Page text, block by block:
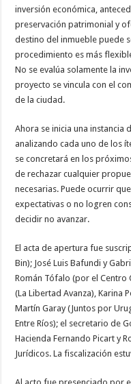
inversión económica,
preservación patrimonial y
destino del inmueble puede
procedimiento es más
No se evalúa solamente la
proyecto se vincula con el
de la ciudad.
Ahora se inicia una instancia
analizando cada uno de los
se concretará en los
de rechazar cualquier
necesarias. Puede ocurrir
expectativas o no logren
decidir no avanzar.
El acta de apertura fue
Bin); José Luis Bafundi y
Román Tófalo (por el Centro
(La Libertad Avanza), Karina
Martín Garay (Juntos por
Entre Ríos); el secretario de
Hacienda Fernando Picart y
Jurídicos. La fiscalización